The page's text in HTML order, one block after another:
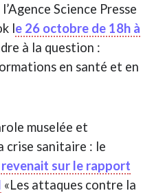
Science Presse
le 26 octobre de 18h à
à la question :
en santé et en
muselée et
crise sanitaire : le
sur le rapport
«Les attaques contre la